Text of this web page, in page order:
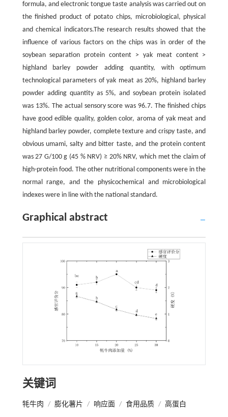
formula, and electronic tongue taste analysis was carried out on
the finished product of potato chips, microbiological, physical
and chemical indicators.The research results showed that the
influence of various factors on the chips was in order of the
soybean separation protein content > yak meat content >
highland barley powder adding quantity, with optimum
technological parameters of yak meat as 20%, highland barley
powder adding quantity as 5%, and soybean protein isolated
was 13%. The actual sensory score was 96.7. The finished chips
have good edible quality, golden color, aroma of yak meat and
highland barley powder, complete texture and crispy taste, and
obvious umami, salty and bitter taste, and the protein content
was 27 G/100 g (45 % NRV) ≥ 20% NRV, which met the claim of
high-protein food. The other nutritional components were in the
normal range, and the physicochemical and microbiological
indexes were in line with the national standard.
Graphical abstract
关键词
牦牛肉 / 膨化薯片 / 响应面 / 食用品质 / 高蛋白